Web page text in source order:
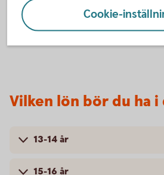
Lediga
Vilken lön bör du ha
13-14 år
15-16 år
Cookie-